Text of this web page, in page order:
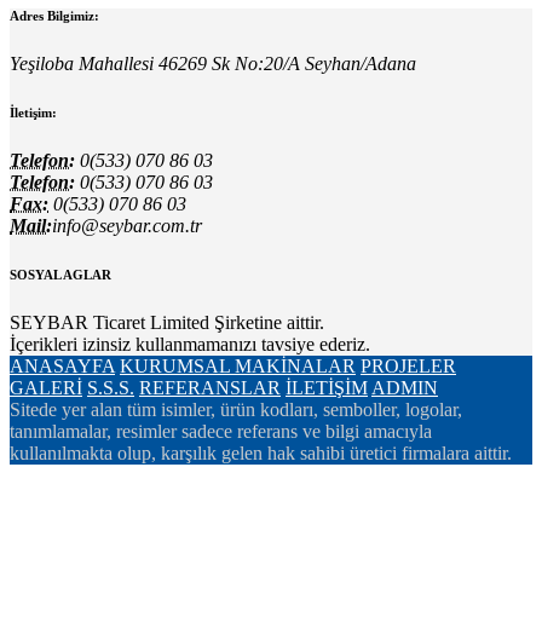
Adres Bilgimiz:
Yeşiloba Mahallesi 46269 Sk No:20/A Seyhan/Adana
İletişim:
Telefon: 0(533) 070 86 03
Telefon: 0(533) 070 86 03
Fax: 0(533) 070 86 03
Mail:info@seybar.com.tr
SOSYAL AGLAR
SEYBAR Ticaret Limited Şirketine aittir.
İçerikleri izinsiz kullanmamanızı tavsiye ederiz.
ANASAYFA KURUMSAL MAKİNALAR PROJELER
GALERİ S.S.S. REFERANSLAR İLETİŞİM ADMIN
Sitede yer alan tüm isimler, ürün kodları, semboller, logolar,
tanımlamalar, resimler sadece referans ve bilgi amacıyla
kullanılmakta olup, karşılık gelen hak sahibi üretici firmalara aittir.